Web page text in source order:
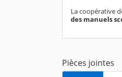
La coopérative
des manuels
Pièces jointes